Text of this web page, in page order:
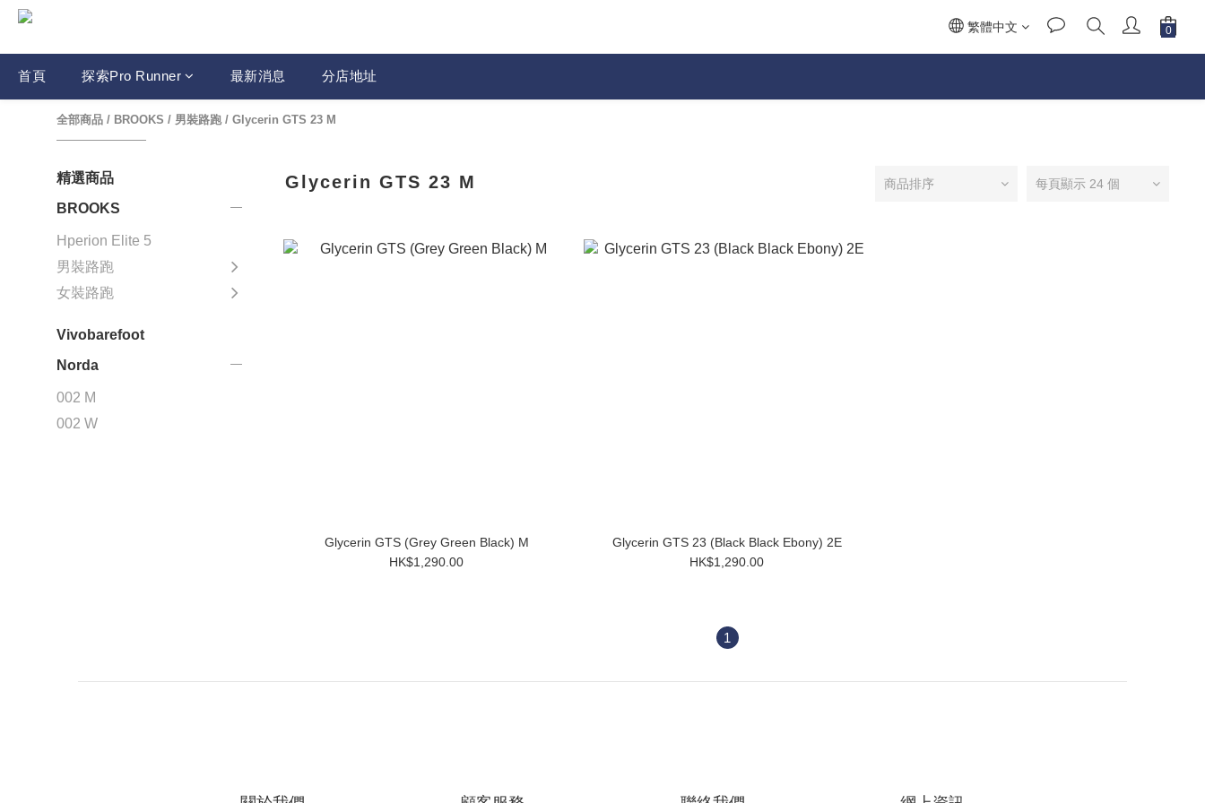
繁體中文
首頁 探索Pro Runner 最新消息 分店地址
全部商品 / BROOKS / 男裝路跑/ Glycerin GTS 23 M
精選商品
BROOKS
Hperion Elite 5
男裝路跑
女裝路跑
Vivobarefoot
Norda
002 M
002 W
Glycerin GTS 23 M 商品排序 每頁顯示 24 個
Glycerin GTS (Grey Green Black) M
HK$1,290.00
Glycerin GTS 23 (Black Black Ebony) 2E
HK$1,290.00
1